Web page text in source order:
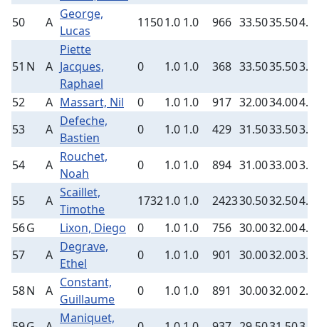
50
A
George,
Lucas
11501.0 1.0 966 33.5035.50
51 N A
Piette
Jacques,
Raphael
0 1.0 1.0 368 33.5035.50
52 A Massart, Nil 0 1.0 1.0 917 32.0034.00
53
A
Defeche,
Bastien
0 1.0 1.0 429 31.5033.50
54 A
Rouchet,
Noah
0 1.0 1.0 894 31.0033.00
55 A
Scaillet,
Timothe
17321.0 1.0 242330.5032.50
56G Lixon, Diego 0 1.0 1.0 756 30.0032.00
57
A
Degrave,
Ethel
0 1.0 1.0 901 30.0032.00
58N A
Constant,
Guillaume
0 1.0 1.0 891 30.0032.00
Maniquet,